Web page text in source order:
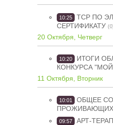
10:25
ТСР ПО
СЕРТИФИКАТУ
20 Октября, Четверг
10:20
ИТОГИ
КОНКУРСА
11 Октября, Вторник
10:01
ОБЩЕЕ
ПРОЖИВАЮЩИХ
09:57
АРТ-